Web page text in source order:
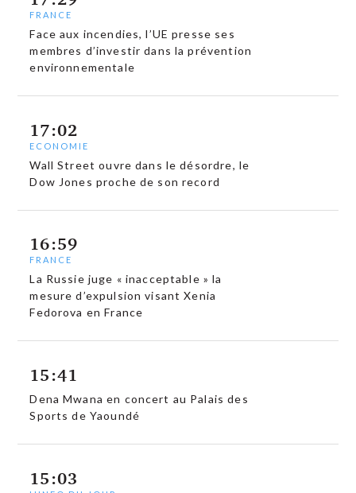
FRANCE
Face aux incendies, l’UE presse ses
membres d’investir dans la prévention
environnementale
17:02
ECONOMIE
Wall Street ouvre dans le désordre, le
Dow Jones proche de son record
16:59
FRANCE
La Russie juge « inacceptable » la
mesure d’expulsion visant Xenia
Fedorova en France
15:41
Dena Mwana en concert au Palais des
Sports de Yaoundé
15:03